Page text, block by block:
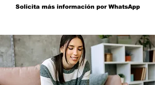
Solicita más información por WhatsApp